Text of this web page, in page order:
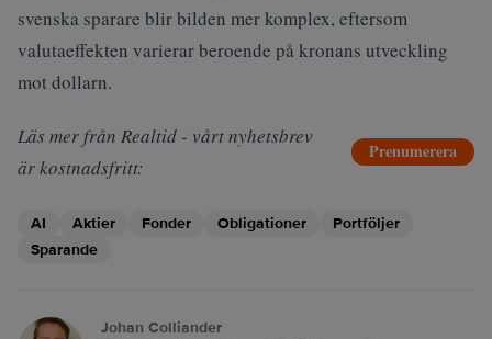
svenska sparare blir bilden mer komplex, eftersom
valutaeffekten varierar beroende på kronans utveckling
mot dollarn.
Läs mer från Realtid - vårt nyhetsbrev
är kostnadsfritt:
Prenumerera
AI Aktier Fonder Obligationer
Portföljer
Sparande
Johan Colliander